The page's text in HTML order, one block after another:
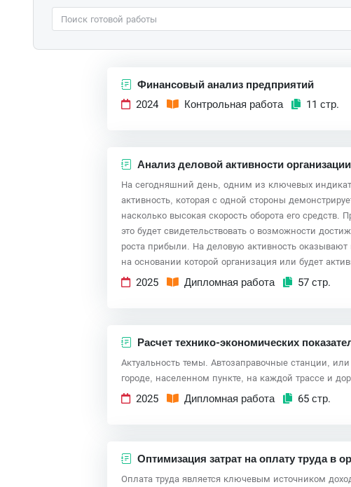
Финансовый анализ предприятий
2024
Контрольная работа 11 стр.
Анализ деловой активности
На сегодняшний день, одним из ключевых
активность, которая с одной стороны
насколько высокая скорость оборота его
это будет свидетельствовать о возможности
роста прибыли. На деловую активность
на основании которой организация или будет
2025 Дипломная работа 57 стр.
Расчет технико-экономических
Актуальность темы. Автозаправочные станции,
городе, населенном пункте, на каждой трассе и
2025 Дипломная работа 65 стр.
Оптимизация затрат на оплату труда
Оплата труда является ключевым источником